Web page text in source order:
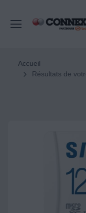
Accueil
Résultats de